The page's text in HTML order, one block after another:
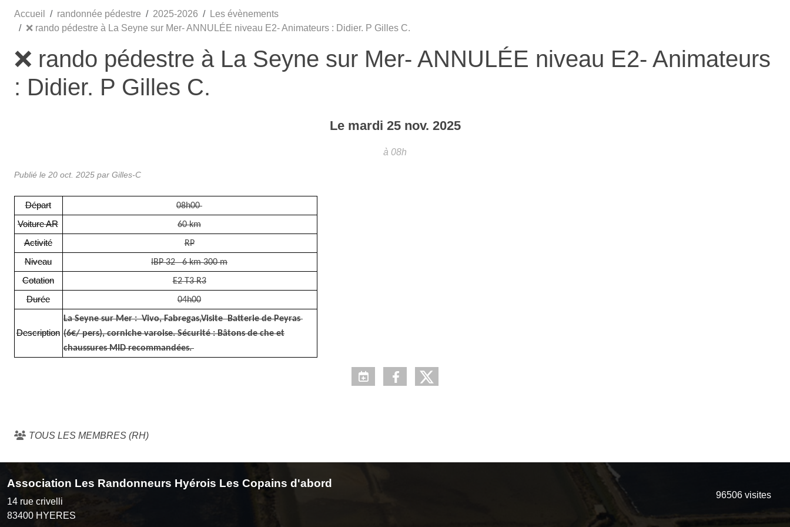
Accueil randonnée pédestre 2025-2026
Les évènements
❌ rando pédestre à La Seyne sur Mer- ANNULÉE niveau E2- Animateurs : Didier. P Gilles C.
❌ rando pédestre à La Seyne sur Mer- ANNULÉE niveau E2- Animateurs
: Didier. P Gilles C.
Le mardi 25 nov. 2025
à 08h
Publié le 20 oct. 2025 par Gilles-C
Départ 08h00
Voiture AR 60 km
Activité RP
Niveau IBP 32 6 km 300 m
Cotation E2 T3 R3
Durée 04h00
Description
La Seyne sur Mer : Vivo, Fabregas,Visite Batterie de Peyras
(6€/ pers), corniche varoise. Sécurité : Bâtons de che et
chaussures MID recommandées.
TOUS LES MEMBRES (RH)
Association Les Randonneurs Hyérois Les Copains d'abord
14 rue crivelli
83400 HYERES
96506 visites